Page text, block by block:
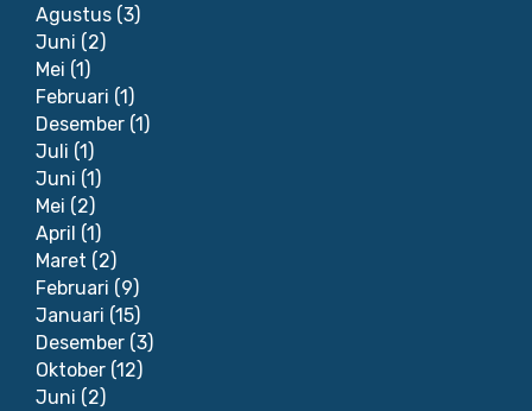
Agustus (3)
Juni (2)
Mei (1)
Februari (1)
Desember (1)
Juli (1)
Juni (1)
Mei (2)
April (1)
Maret (2)
Februari (9)
Januari (15)
Desember (3)
Oktober (12)
Juni (2)